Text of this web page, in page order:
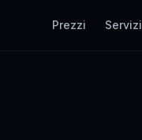
Prezzi Servizi